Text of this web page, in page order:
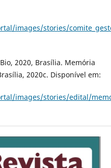
images/stories/
2020, Brasília. Memória
2020c. Disponível em:
images/stories/edital/